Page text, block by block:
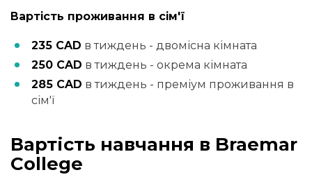
Вартість проживання в сім'ї
235 CAD в тиждень - двомісна кімната
250 CAD в тиждень - окрема кімната
285 CAD в тиждень - преміум проживання в
сім'ї
Вартість навчання в Braemar
College